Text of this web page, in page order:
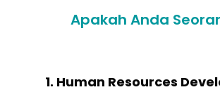
Apakah Anda
1. Human Resources